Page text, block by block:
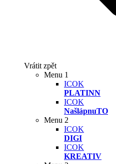
Vrátit zpět
Menu 1
ICOK
PLATINN
ICOK
NašlápnuTO
Menu 2
ICOK
DIGI
ICOK
KREATIV